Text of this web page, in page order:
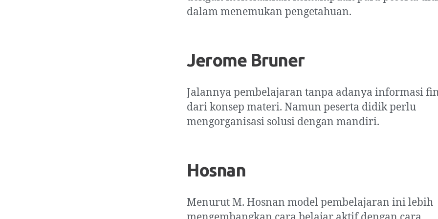
dalam menemukan pengetahuan.
Jerome Bruner
Jalannya pembelajaran tanpa adanya informasi
dari konsep materi. Namun peserta didik perlu
mengorganisasi solusi dengan mandiri.
Hosnan
Menurut M. Hosnan model pembelajaran ini lebih